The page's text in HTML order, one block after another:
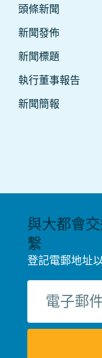
新
聞
及
媒
體
頭條新聞
新聞發佈
新聞標題
執行董事報告
新聞簡報
與大都會
繫
登記電郵地址
電
件